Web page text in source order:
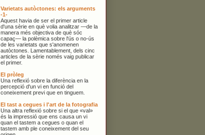
Varietats autòctones: els arguments
-1-
Aquest havia de ser el primer article
d'una sèrie en què volia analitzar —de la
manera més objectiva de què sóc
capaç— la polèmica sobre l'ús o no-ús
de les varietats que s'anomenen
autòctones. Lamentablement, dels cinc
articles de la sèrie només vaig publicar
el primer.
El pròleg
Una reflexió sobre la diferència en la
percepció d'un vi en funció del
coneixement previ que en tinguem.
El tast a cegues i l'art de la fotografia
Una altra reflexió sobre si el que «val»
és la impressió que ens causa un vi
quan el tastem a cegues o quan el
tastem amb ple coneixement del seu